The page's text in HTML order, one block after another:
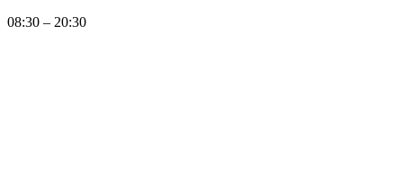
08:30 – 20:30